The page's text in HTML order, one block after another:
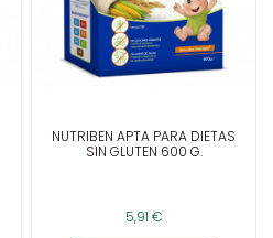
NUTRIBEN APTA PARA DIETAS
SIN GLUTEN 600 G.
5,91 €